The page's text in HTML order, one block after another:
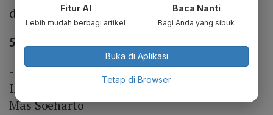
dan Maluku: Wibawa Pram Sihombing
5. Unit Organisasi Non Eselon
- Direktur Keuangan, Umum, dan Sistem
Informasi, Pusat Investasi Pemerintah (PIP):
Mas Soeharto
Fitur AI
Lebih mudah berbagi artikel
Baca Nanti
Bagi Anda yang sibuk
Buka di Aplikasi
Tetap di Browser